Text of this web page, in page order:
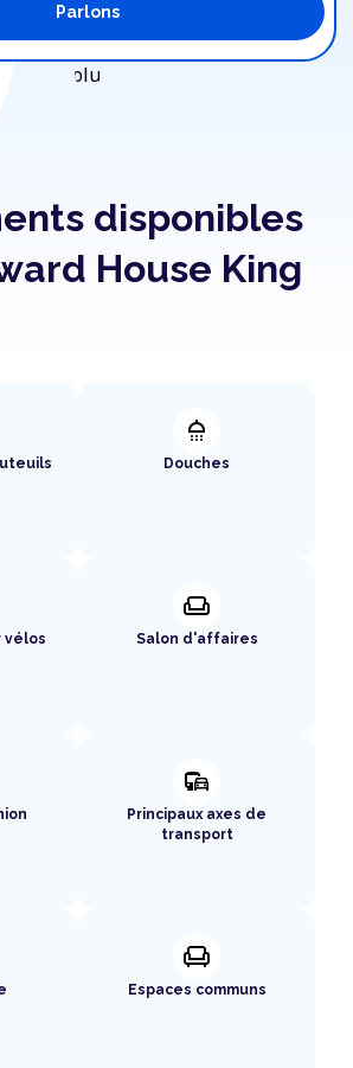
Parlons
disponibles
House King
shower
Douches
vélos
weekend
Salon d'affaires
commute
Principaux axes de
transport
chair
Espaces communs